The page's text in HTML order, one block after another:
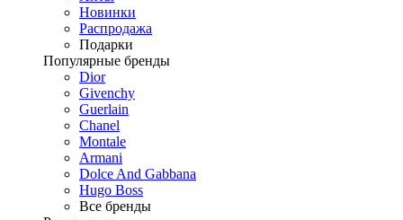
Новинки
Распродажа
Подарки
Популярные бренды
Dior
Givenchy
Guerlain
Chanel
Montale
Armani
Dolce And Gabbana
Hugo Boss
Все бренды